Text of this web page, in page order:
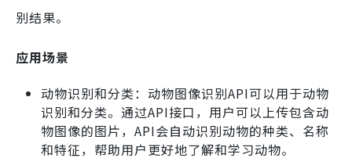
别结果。
应用场景
动物识别和分类：动物图像识别API可以用于动物
识别和分类。通过API接口，用户可以上传包含动
物图像的图片，API会自动识别动物的种类、名称
和特征，帮助用户更好地了解和学习动物。